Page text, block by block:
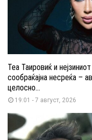
Теа Таировиќ и
сообраќајна несреќа –
целосно...
19:01 - 7 август, 2026